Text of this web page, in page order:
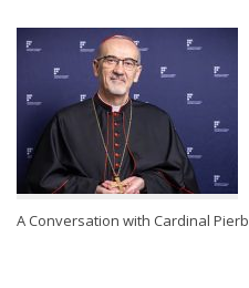
A Conversation with Cardinal